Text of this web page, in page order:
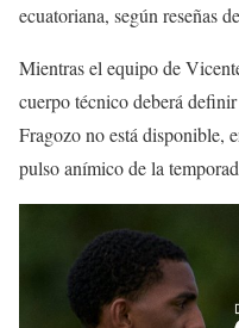
ecuatoriana, según reseñas
Mientras el equipo de
cuerpo técnico deberá
Fragozo no está disponible,
pulso anímico de la